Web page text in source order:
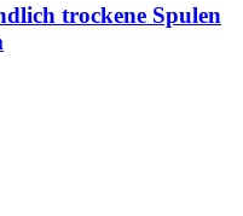
trockene Spulen